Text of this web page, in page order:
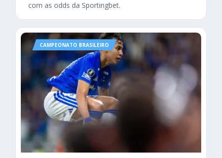
com as odds da Sportingbet.
CAMPEONATO BRASILEIRO